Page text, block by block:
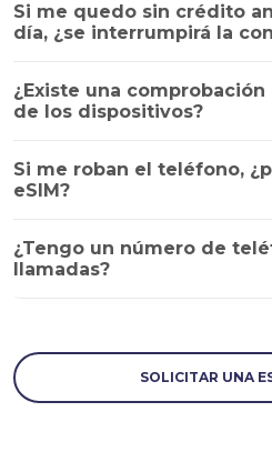
Si me quedo sin crédito
día, ¿se interrumpirá la
¿Existe una
de los dispositivos?
Si me roban el teléfono,
eSIM?
¿Tengo un número de
llamadas?
SOLICITAR UNA